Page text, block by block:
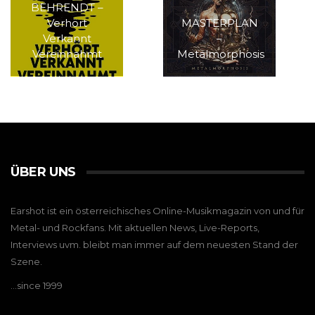
BEHRENDT –
Verhört
Verkannt
Vereinnahmt
MASTERPLAN
–
Metalmorphosis
ÜBER UNS
Earshot ist ein österreichisches Online-Musikmagazin von und für
Metal- und Rockfans. Mit aktuellen News, Live-Reports,
Interviews uvm. bleibt man immer auf dem neuesten Stand der
Szene.
…since 1999